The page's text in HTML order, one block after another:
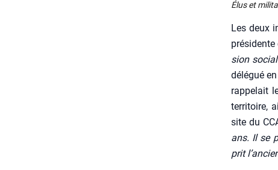
Élus et
Les deux
sion
délé­gué
rap­pe­lait
ter­ri­toire,
site du
ans. Il se
prit